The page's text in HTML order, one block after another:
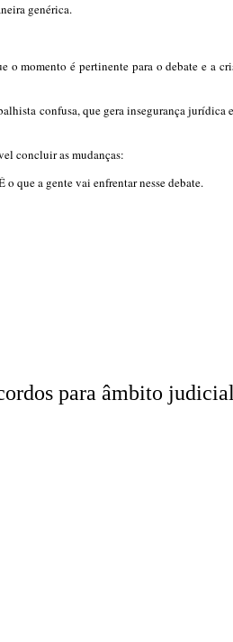
genérica.
momento é pertinente para o debate e a
confusa, que gera insegurança
concluir as mudanças:
que a gente vai enfrentar nesse debate.
para âmbito judicial